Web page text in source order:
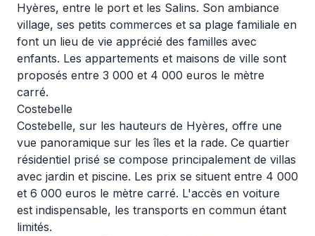
Hyères, entre le port et les Salins. Son ambiance
village, ses petits commerces et sa plage familiale en
font un lieu de vie apprécié des familles avec
enfants. Les appartements et maisons de ville sont
proposés entre 3 000 et 4 000 euros le mètre
carré.
Costebelle
Costebelle, sur les hauteurs de Hyères, offre une
vue panoramique sur les îles et la rade. Ce quartier
résidentiel prisé se compose principalement de villas
avec jardin et piscine. Les prix se situent entre 4 000
et 6 000 euros le mètre carré. L'accès en voiture
est indispensable, les transports en commun étant
limités.